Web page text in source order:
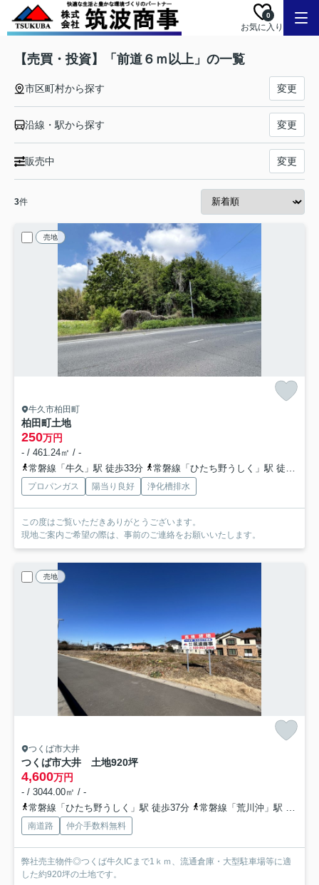
0
お気に入り
【売買・投資】「前道６ｍ以上」の一覧
市区町村から探す 変更
沿線・駅から探す 変更
販売中 変更
3件
売地
牛久市柏田町
柏田町土地
250万円
- / 461.24㎡ / -
常磐線「牛久」駅 徒歩33分
常磐線「ひたち野うしく」駅 徒歩58分
プロパンガス 陽当り良好 浄化槽排水
この度はご覧いただきありがとうございます。
現地ご案内ご希望の際は、事前のご連絡をお願いいたします。
売地
つくば市大井
つくば市大井 土地920坪
4,600万円
- / 3044.00㎡ / -
常磐線「ひたち野うしく」駅 徒歩37分
常磐線「荒川沖」駅 徒歩50分
南道路 仲介手数料無料
弊社売主物件◎つくば牛久ICまで1ｋｍ、流通倉庫・大型駐車場等に適
した約920坪の土地です。